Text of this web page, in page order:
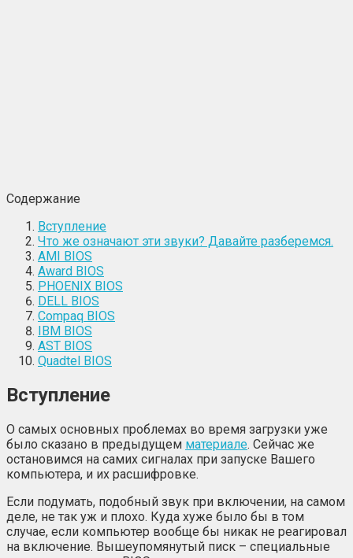
Содержание
Вступление
Что же означают эти звуки? Давайте разберемся.
АМІ ВІОЅ
Аwаrd ВІОЅ
PHOENIX BIOS
DELL BIOS
Соmраq ВІОЅ
ІВМ ВІОЅ
AST BIOS
Quаdtеl ВІОЅ
Вступление
О самых основных проблемах во время загрузки уже
было сказано в предыдущем материале. Сейчас же
остановимся на самих сигналах при запуске Вашего
компьютера, и их расшифровке.
Если подумать, подобный звук при включении, на самом
деле, не так уж и плохо. Куда хуже было бы в том
случае, если компьютер вообще бы никак не реагировал
на включение. Вышеупомянутый писк – специальные